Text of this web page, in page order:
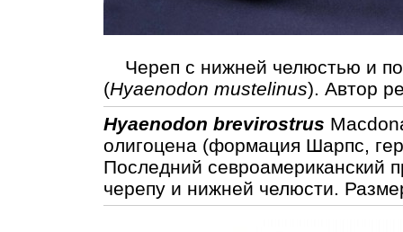
Череп с нижней челюстью и
(Hyaenodon mustelinus). Автор
Hyaenodon brevirostrus
олигоцена (формация Шарпс,
Последний севроамериканский
черепу и нижней челюсти.